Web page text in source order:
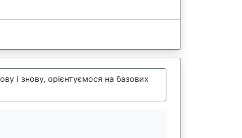
і знову, орієнтуємося на базових